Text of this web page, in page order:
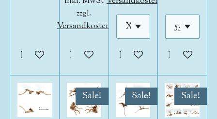
In den Warenkorb
zzgl.
Versandkosten
In den WarenkorbIn den Warenkorb
In den
Sale! Sale! Sale!